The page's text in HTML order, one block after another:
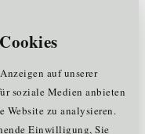
auf unserer
soziale Medien anbieten
Website zu analysieren.
Einwilligung, Sie
WORKSHOPS